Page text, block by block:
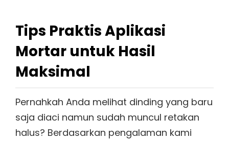
Tips Praktis Aplikasi
Mortar untuk Hasil
Maksimal
Pernahkah Anda melihat dinding yang baru
saja diaci namun sudah muncul retakan
halus? Berdasarkan pengalaman kami